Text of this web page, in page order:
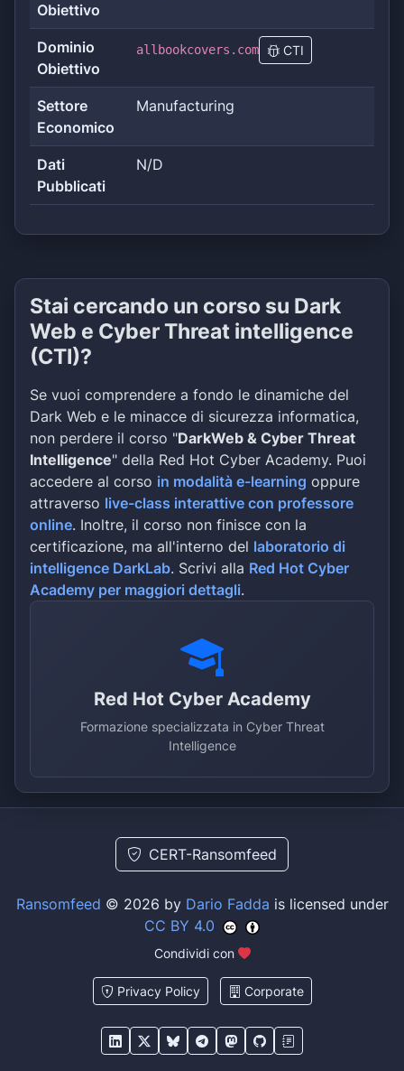
Obiettivo
Dominio
Obiettivo
allbookcovers.com CTI
Settore
Economico
Manufacturing
Dati
Pubblicati
N/D
Stai cercando un corso su Dark
Web e Cyber Threat intelligence
(CTI)?
Se vuoi comprendere a fondo le dinamiche del
Dark Web e le minacce di sicurezza informatica,
non perdere il corso "DarkWeb & Cyber Threat
Intelligence" della Red Hot Cyber Academy. Puoi
accedere al corso in modalità e-learning oppure
attraverso live-class interattive con professore
online. Inoltre, il corso non finisce con la
certificazione, ma all'interno del laboratorio di
intelligence DarkLab. Scrivi alla Red Hot Cyber
Academy per maggiori dettagli.
Red Hot Cyber Academy
Formazione specializzata in Cyber Threat
Intelligence
CERT-Ransomfeed
Ransomfeed © 2026 by Dario Fadda is licensed under
CC BY 4.0
Condividi con
Privacy Policy Corporate